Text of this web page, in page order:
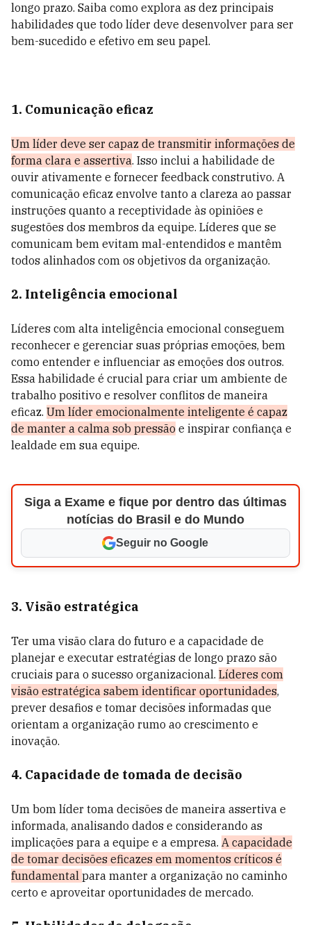
longo prazo. Saiba como explora as dez principais
habilidades que todo líder deve desenvolver para ser
bem-sucedido e efetivo em seu papel.
1. Comunicação eficaz
Um líder deve ser capaz de transmitir informações de
forma clara e assertiva. Isso inclui a habilidade de
ouvir ativamente e fornecer feedback construtivo. A
comunicação eficaz envolve tanto a clareza ao passar
instruções quanto a receptividade às opiniões e
sugestões dos membros da equipe. Líderes que se
comunicam bem evitam mal-entendidos e mantêm
todos alinhados com os objetivos da organização.
2. Inteligência emocional
Líderes com alta inteligência emocional conseguem
reconhecer e gerenciar suas próprias emoções, bem
como entender e influenciar as emoções dos outros.
Essa habilidade é crucial para criar um ambiente de
trabalho positivo e resolver conflitos de maneira
eficaz. Um líder emocionalmente inteligente é capaz
de manter a calma sob pressão e inspirar confiança e
lealdade em sua equipe.
Siga a Exame e fique por dentro das últimas
notícias do Brasil e do Mundo
Seguir no Google
3. Visão estratégica
Ter uma visão clara do futuro e a capacidade de
planejar e executar estratégias de longo prazo são
cruciais para o sucesso organizacional. Líderes com
visão estratégica sabem identificar oportunidades,
prever desafios e tomar decisões informadas que
orientam a organização rumo ao crescimento e
inovação.
4. Capacidade de tomada de decisão
Um bom líder toma decisões de maneira assertiva e
informada, analisando dados e considerando as
implicações para a equipe e a empresa. A capacidade
de tomar decisões eficazes em momentos críticos é
fundamental para manter a organização no caminho
certo e aproveitar oportunidades de mercado.